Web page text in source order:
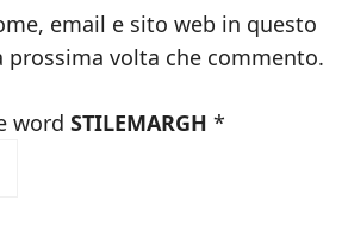
email e sito web in questo
prossima volta che commento.
word STILEMARGH *